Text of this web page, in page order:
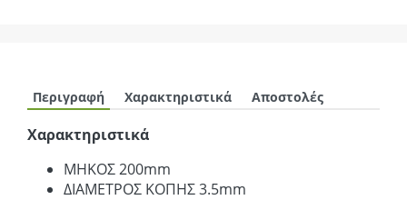
Περιγραφή Χαρακτηριστικά Αποστολές
Χαρακτηριστικά
ΜΗΚΟΣ 200mm
ΔΙΑΜΕΤΡΟΣ ΚΟΠΗΣ 3.5mm